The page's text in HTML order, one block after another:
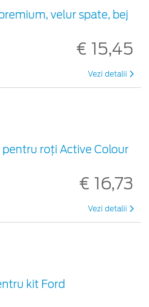
velur spate, bej
€ 15,45
Vezi detalii
roți Active Colour
€ 16,73
Vezi detalii
kit Ford